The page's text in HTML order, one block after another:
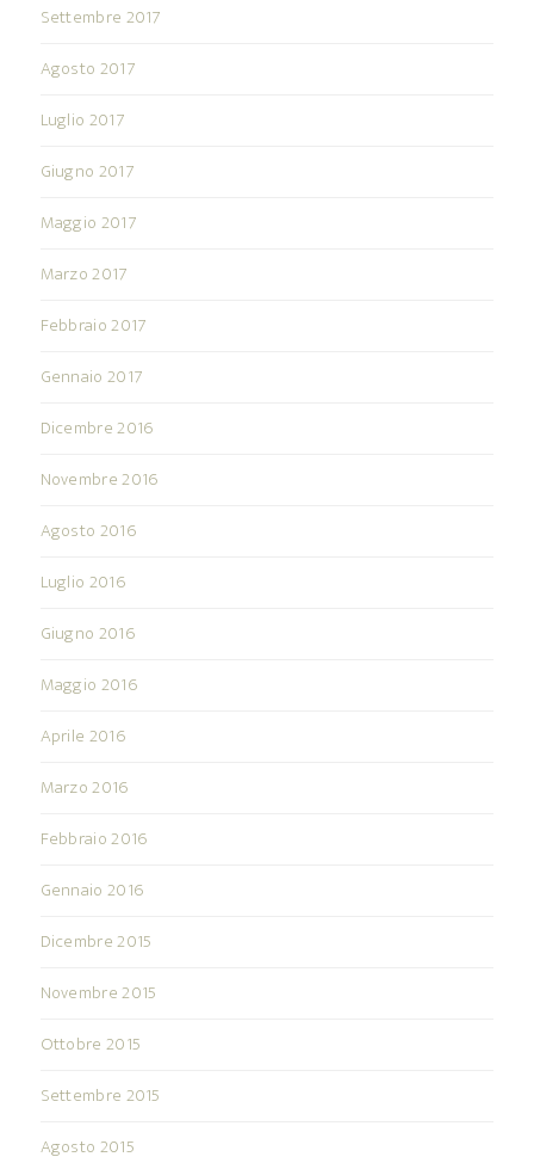
Settembre 2017
Agosto 2017
Luglio 2017
Giugno 2017
Maggio 2017
Marzo 2017
Febbraio 2017
Gennaio 2017
Dicembre 2016
Novembre 2016
Agosto 2016
Luglio 2016
Giugno 2016
Maggio 2016
Aprile 2016
Marzo 2016
Febbraio 2016
Gennaio 2016
Dicembre 2015
Novembre 2015
Ottobre 2015
Settembre 2015
Agosto 2015